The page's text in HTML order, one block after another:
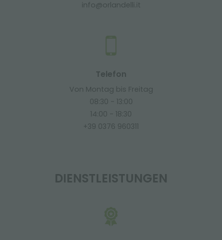
info@orlandelli.it
Telefon
Von Montag bis Freitag
08:30 - 13:00
14:00 - 18:30
+39 0376 960311
DIENSTLEISTUNGEN